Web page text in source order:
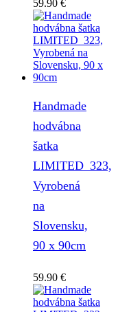
59.90 €
Handmade
hodvábna
šatka
LIMITED_323,
Vyrobená
na
Slovensku,
90 x 90cm
59.90 €